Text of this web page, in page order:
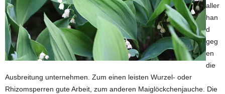
aller
han
d
geg
en
die
Ausbreitung unternehmen. Zum einen leisten Wurzel- oder
Rhizomsperren gute Arbeit, zum anderen Maiglöckchenjauche. Die